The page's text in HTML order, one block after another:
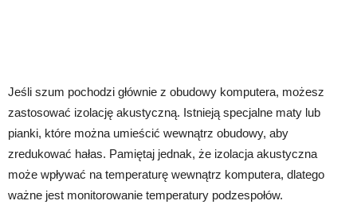
Jeśli szum pochodzi głównie z obudowy komputera, możesz
zastosować izolację akustyczną. Istnieją specjalne maty lub
pianki, które można umieścić wewnątrz obudowy, aby
zredukować hałas. Pamiętaj jednak, że izolacja akustyczna
może wpływać na temperaturę wewnątrz komputera, dlatego
ważne jest monitorowanie temperatury podzespołów.